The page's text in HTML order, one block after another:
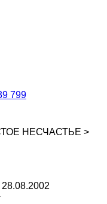
799
НЕСЧАСТЬЕ >